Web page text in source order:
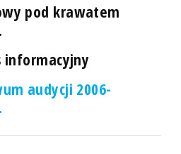
pod krawatem
informacyjny
audycji 2006-